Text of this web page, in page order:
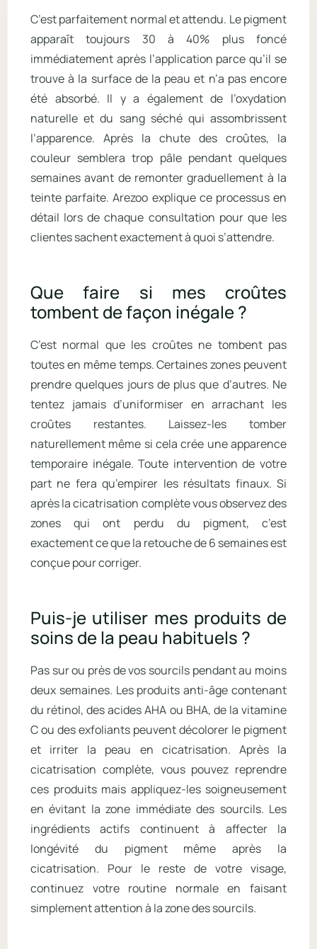
C’est parfaitement normal et attendu. Le pigment
apparaît toujours 30 à 40% plus foncé
immédiatement après l’application parce qu’il se
trouve à la surface de la peau et n’a pas encore
été absorbé. Il y a également de l’oxydation
naturelle et du sang séché qui assombrissent
l’apparence. Après la chute des croûtes, la
couleur semblera trop pâle pendant quelques
semaines avant de remonter graduellement à la
teinte parfaite. Arezoo explique ce processus en
détail lors de chaque consultation pour que les
clientes sachent exactement à quoi s’attendre.
Que faire si mes croûtes
tombent de façon inégale ?
C’est normal que les croûtes ne tombent pas
toutes en même temps. Certaines zones peuvent
prendre quelques jours de plus que d’autres. Ne
tentez jamais d’uniformiser en arrachant les
croûtes restantes. Laissez-les tomber
naturellement même si cela crée une apparence
temporaire inégale. Toute intervention de votre
part ne fera qu’empirer les résultats finaux. Si
après la cicatrisation complète vous observez des
zones qui ont perdu du pigment, c’est
exactement ce que la retouche de 6 semaines est
conçue pour corriger.
Puis-je utiliser mes produits de
soins de la peau habituels ?
Pas sur ou près de vos sourcils pendant au moins
deux semaines. Les produits anti-âge contenant
du rétinol, des acides AHA ou BHA, de la vitamine
C ou des exfoliants peuvent décolorer le pigment
et irriter la peau en cicatrisation. Après la
cicatrisation complète, vous pouvez reprendre
ces produits mais appliquez-les soigneusement
en évitant la zone immédiate des sourcils. Les
ingrédients actifs continuent à affecter la
longévité du pigment même après la
cicatrisation. Pour le reste de votre visage,
continuez votre routine normale en faisant
simplement attention à la zone des sourcils.